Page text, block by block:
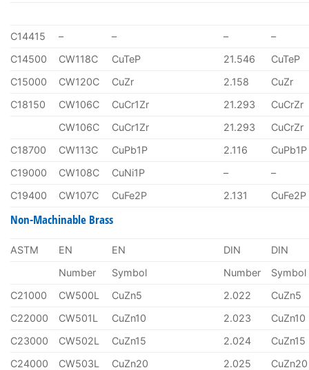
C14415 – – –
–
C14500
CW118C CuTeP 21.546
CuTeP
C15000
CW120C CuZr 2.158
CuZr
C18150
CW106C CuCr1Zr 21.293
CuCrZr
CW106C
CuCr1Zr 21.293
CuCrZr
C18700
CW113C CuPb1P 2.116
CuPb1P
C19000
CW108C CuNi1P –
–
C19400
CW107C CuFe2P 2.131 CuFe2P
Non-Machinable Brass
ASTM EN EN DIN
DIN
Number
Symbol Number
Symbol
C21000
CW500L CuZn5 2.022
CuZn5
C22000
CW501L CuZn10 2.023
CuZn10
C23000
CW502L CuZn15 2.024
CuZn15
C24000
CW503L CuZn20 2.025
CuZn20